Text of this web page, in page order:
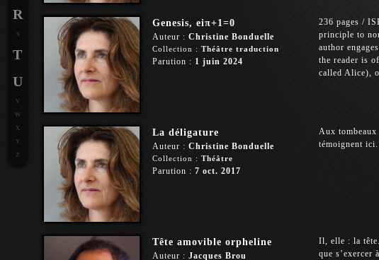
Genesis, eiπ+1=0
Auteur : Christine Bonduelle
Collection : Théâtre traduction
Parution : 1 juin 2024
236 pages /
principle to
author
the reader is
called Alice),
La déligature
Auteur : Christine Bonduelle
Collection : Théâtre
Parution : 7 oct. 2017
Aux
témoignent ici.
Tête amovible orpheline
Auteur : Jacques Brou
Il, elle : la
que s’exercer
R
S
T
U
V
W
X
Y
Z